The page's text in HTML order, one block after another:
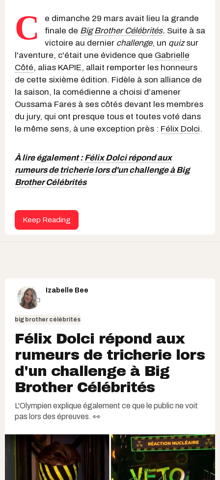
C
e dimanche 29 mars avait lieu la grande
finale de Big Brother Célébrités. Suite à sa
victoire au dernier challenge, un quizsur
l'aventure, c'était une évidence que Gabrielle
Côté, alias KAPIE, allait remporter les honneurs
de cette sixième édition. Fidèle à son alliance de
la saison, la comédienne a choisi d’amener
Oussama Fares à ses côtés devant les membres
du jury, qui ont presque tous et toutes voté dans
le même sens, à une exception près : Félix Dolci.
À lire également :Félix Dolci répond aux
rumeurs de tricherie lors d'un challenge à Big
Brother Célébrités
Keep Reading
Izabelle Bee
big brother célébrités
Félix Dolci répond aux
rumeurs de tricherie lors
d'un challenge à Big
Brother Célébrités
L'Olympien explique également ce que le public ne voit
pas lors des épreuves. 👀